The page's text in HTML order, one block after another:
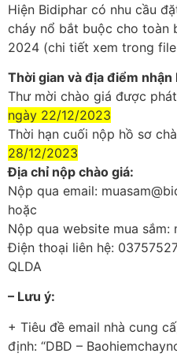
Hiện Bidiphar có nhu cầu
cháy nổ bắt buộc cho toàn
2024 (chi tiết xem trong file
Thời gian và địa điểm nhận
Thư mời chào giá được
ngày 22/12/2023
Thời hạn cuối nộp hồ sơ
28/12/2023
Địa chỉ nộp chào giá:
Nộp qua email:
hoặc
Nộp qua website mua sắm:
Điện thoại liên hệ:
QLDA
– Lưu ý:
+ Tiêu đề email nhà cung
định: “DBD –